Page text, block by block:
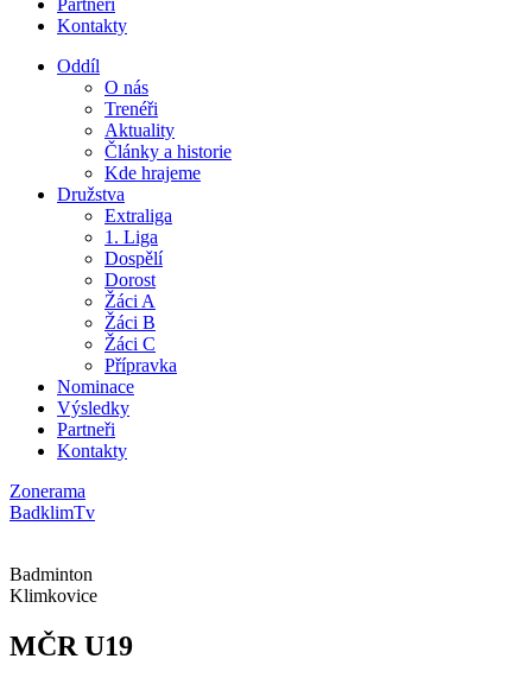
Partneři
Kontakty
Oddíl
O nás
Trenéři
Aktuality
Články a historie
Kde hrajeme
Družstva
Extraliga
1. Liga
Dospělí
Dorost
Žáci A
Žáci B
Žáci C
Přípravka
Nominace
Výsledky
Partneři
Kontakty
Zonerama
BadklimTv
Badminton
Klimkovice
MČR U19